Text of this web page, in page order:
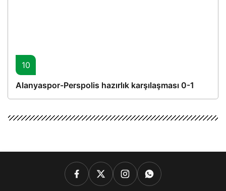
10
Alanyaspor-Perspolis hazırlık karşılaşması 0-1